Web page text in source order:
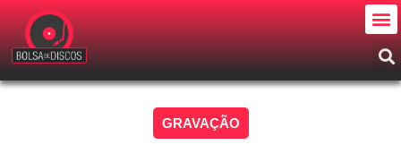
GRAVAÇÃO